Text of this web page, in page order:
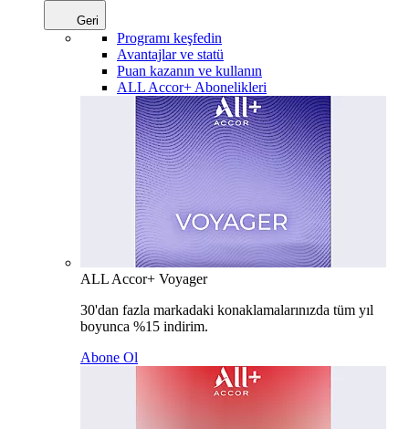
Geri
Programı keşfedin
Avantajlar ve statü
Puan kazanın ve kullanın
ALL Accor+ Abonelikleri
ALL Accor+ Voyager
30'dan fazla markadaki konaklamalarınızda tüm yıl
boyunca %15 indirim.
Abone Ol